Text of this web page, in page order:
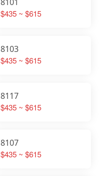
$435 ~ $615
8103
$435 ~ $615
8117
$435 ~ $615
8107
$435 ~ $615